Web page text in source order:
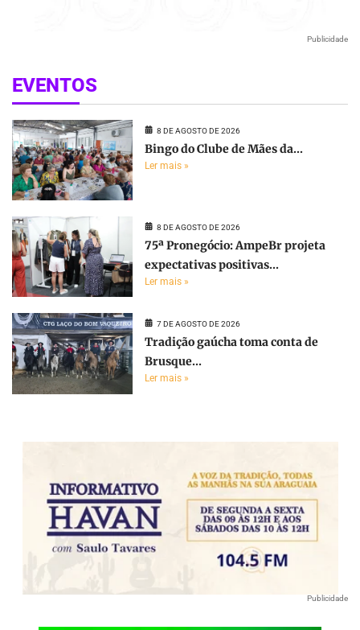
Publicidade
EVENTOS
8 DE AGOSTO DE 2026
Bingo do Clube de Mães da...
Ler mais »
8 DE AGOSTO DE 2026
75ª Pronegócio: AmpeBr projeta
expectativas positivas...
Ler mais »
7 DE AGOSTO DE 2026
Tradição gaúcha toma conta de
Brusque...
Ler mais »
Publicidade